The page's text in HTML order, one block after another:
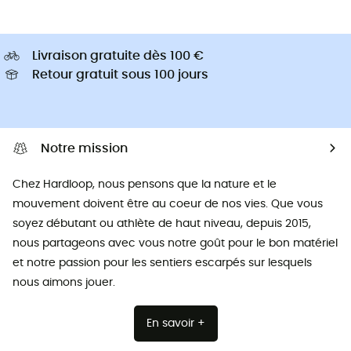
Livraison gratuite dès 100 €
Retour gratuit sous 100 jours
Notre mission
Chez Hardloop, nous pensons que la nature et le
mouvement doivent être au coeur de nos vies. Que vous
soyez débutant ou athlète de haut niveau, depuis 2015,
nous partageons avec vous notre goût pour le bon matériel
et notre passion pour les sentiers escarpés sur lesquels
nous aimons jouer.
En savoir +